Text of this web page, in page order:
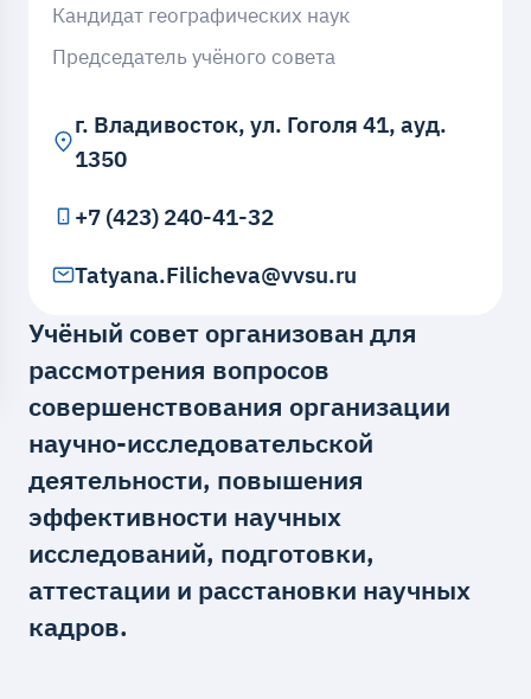
Учёный совет организован для
рассмотрения вопросов
совершенствования организации
научно-исследовательской
деятельности, повышения
эффективности научных
исследований, подготовки,
аттестации и расстановки научных
кадров.
Кандидат географических наук
Председатель учёного совета
г. Владивосток, ул. Гоголя 41, ауд.
1350
+7 (423) 240-41-32
Tatyana.Filicheva@vvsu.ru